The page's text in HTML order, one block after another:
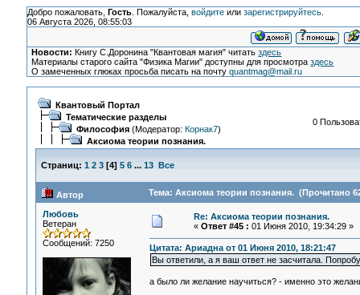
Добро пожаловать, Гость. Пожалуйста, войдитеили зарегистрируйтесь.
06 Августа 2026, 08:55:03
Новости: Книгу С.Доронина "Квантовая магия" читатьздесь
Материалы старого сайта "Физика Магии" доступны для просмотраздесь
О замеченных глюках просьба писать на почтуquantmag@mail.ru
Квантовый Портал
Тематические разделы
Философия(Модератор: Корнак7)
Аксиома теории познания.
0
Страниц: 1 2 3[4] 5 6 ... 13 Все
Автор Тема: Аксиома теории познания. (Прочитано
Любовь
Ветеран
Сообщений: 7250
Re: Аксиома теории познания.
« Ответ #45 : 01 Июня 2010, 19:34:29 »
Цитата: Ариадна от 01 Июня 2010, 18:21:47
Вы ответили, а я ваш ответ не засчитала.
а было ли желание научиться? - именно это